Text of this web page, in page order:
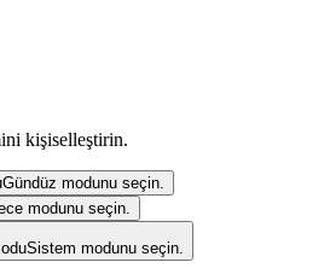
kişiselleştirin.
Gündüz modunu seçin.
modunu seçin.
Sistem modunu seçin.